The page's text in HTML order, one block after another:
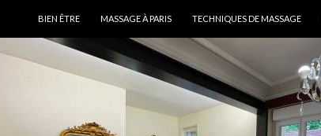
BIEN ÊTRE
MASSAGE À PARIS TECHNIQUES DE MASSAGE